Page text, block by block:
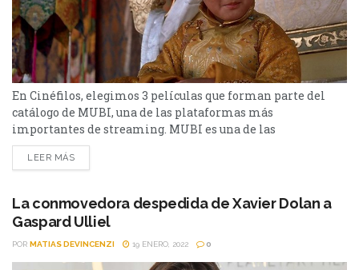
En Cinéfilos, elegimos 3 películas que forman parte del
catálogo de MUBI, una de las plataformas más
importantes de streaming. MUBI es una de las
plataformas de streaming con mejor valoración en el
mercado, alabada por grandes directores de cine (como
último tiempo. Al tener un gran catálogo que abarca...
LEER MÁS
La conmovedora despedida de Xavier Dolan a
Gaspard Ulliel
POR MATIAS DEVINCENZI 19 ENERO, 2022 0